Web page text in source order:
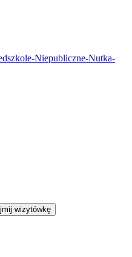
Niepubliczne-Nutka-
wizytówkę